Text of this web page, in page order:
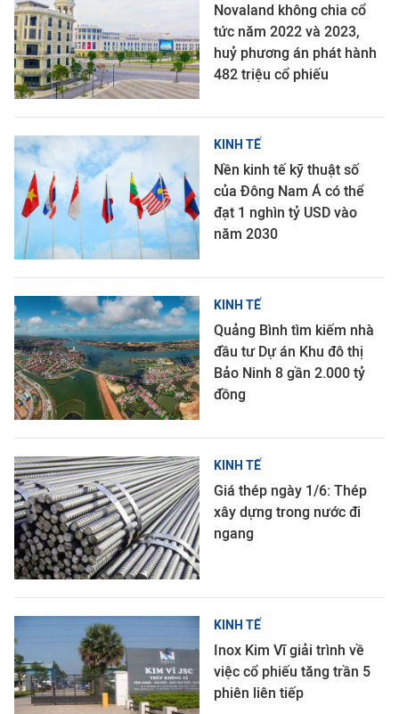
Novaland không chia cổ
tức năm 2022 và 2023,
huỷ phương án phát hành
482 triệu cổ phiếu
KINH TẾ
Nền kinh tế kỹ thuật số
của Đông Nam Á có thể
đạt 1 nghìn tỷ USD vào
năm 2030
KINH TẾ
Quảng Bình tìm kiếm nhà
đầu tư Dự án Khu đô thị
Bảo Ninh 8 gần 2.000 tỷ
đồng
KINH TẾ
Giá thép ngày 1/6: Thép
xây dựng trong nước đi
ngang
KINH TẾ
Inox Kim Vĩ giải trình về
việc cổ phiếu tăng trần 5
phiên liên tiếp